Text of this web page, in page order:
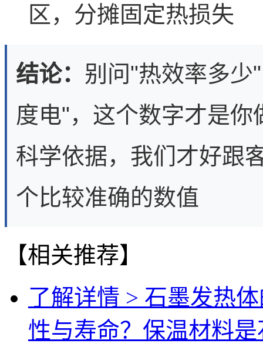
区，分摊固定热损失
结论： 别问"热效率多少
度电"，这个数字才是
科学依据，我们才好跟
个比较准确的数值
【相关推荐】
了解详情 > 石墨发热
性与寿命？保温材料